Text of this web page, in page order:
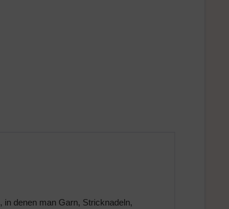
denen man Garn, Stricknadeln,